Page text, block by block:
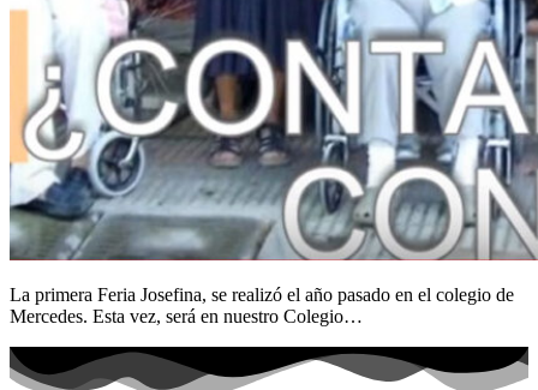
La primera Feria Josefina, se realizó el año pasado en el colegio de
Mercedes. Esta vez, será en nuestro Colegio…